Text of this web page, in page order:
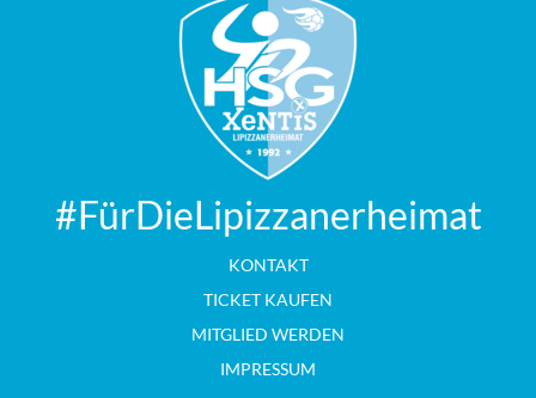
#FürDieLipizzanerheimat
KONTAKT
TICKET KAUFEN
MITGLIED WERDEN
IMPRESSUM